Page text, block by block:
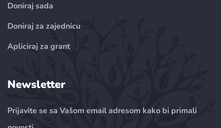
Doniraj sada
Doniraj za zajednicu
Apliciraj za grant
Newsletter
Prijavite se sa Vašom email adresom kako bi primali